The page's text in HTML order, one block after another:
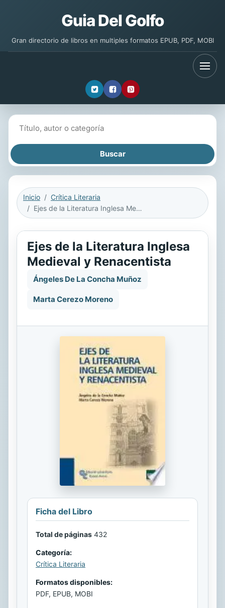
Guia Del Golfo
Gran directorio de libros en multiples formatos EPUB, PDF, MOBI
Inicio
Crítica Literaria
Ejes de la Literatura Inglesa Medieval y Renacentista
Ejes de la Literatura Inglesa
Medieval y Renacentista
Ángeles De La Concha Muñoz
Marta Cerezo Moreno
Ficha del Libro
Total de páginas 432
Categoría:
Crítica Literaria
Formatos disponibles:
PDF, EPUB, MOBI